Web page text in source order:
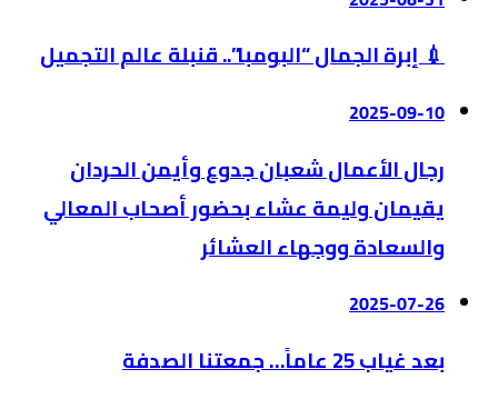
💉 إبرة الجمال “البومبا”.. قنبلة عالم التجميل
2025-09-10
رجال الأعمال شعبان جدوع وأيمن الحردان
يقيمان وليمة عشاء بحضور أصحاب المعالي
والسعادة ووجهاء العشائر
2025-07-26
بعد غياب 25 عاماً… جمعتنا الصدفة